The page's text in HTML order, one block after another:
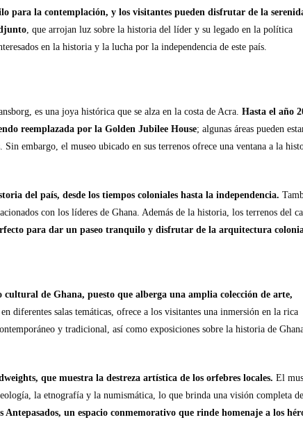
para la contemplación, y los visitantes pueden disfrutar de la
, que arrojan luz sobre la historia del líder y su legado en la política
en la historia y la lucha por la independencia de este país.
es una joya histórica que se alza en la costa de Acra. Hasta el año
reemplazada por la Golden Jubilee House; algunas áreas pueden
embargo, el museo ubicado en sus terrenos ofrece una ventana a la
del país, desde los tiempos coloniales hasta la independencia.
con los líderes de Ghana. Además de la historia, los terrenos del
para dar un paseo tranquilo y disfrutar de la arquitectura
de Ghana, puesto que alberga una amplia colección de arte,
diferentes salas temáticas, ofrece a los visitantes una inmersión en la rica
y tradicional, así como exposiciones sobre la historia de
que muestra la destreza artística de los orfebres locales. El
la etnografía y la numismática, lo que brinda una visión completa
Antepasados, un espacio conmemorativo que rinde homenaje a los